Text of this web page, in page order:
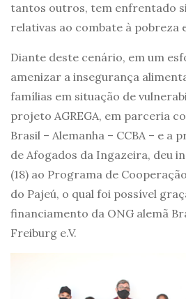
tantos outros, tem enfrentado
relativas ao combate à pobreza
Diante deste cenário, em um
amenizar a insegurança
famílias em situação de
projeto AGREGA, em parceria
Brasil – Alemanha – CCBA – e a
de Afogados da Ingazeira, deu
(18) ao Programa de
do Pajeú, o qual foi possível
financiamento da ONG alemã
Freiburg e.V.